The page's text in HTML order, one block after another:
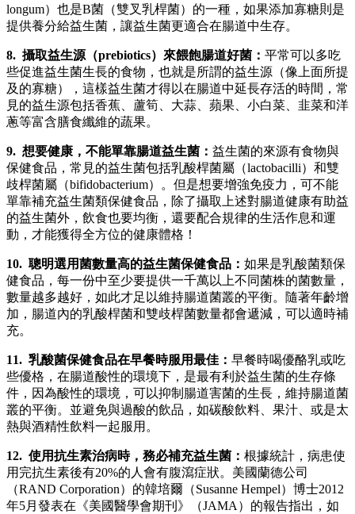
longum）也是B菌（雙叉乳桿菌）的一種，如果添加寡糖則是
提供養分給益生菌，讓益生菌更適合在腸道中生存。
8. 攝取益生源（prebiotics）來餵飽腸道好菌： 平常可以多吃
些促進益生菌生長的食物，也就是所謂的益生源（像上面所提
及的寡糖），這樣益生菌才得以在腸道中延長存活的時間，常
見的益生源包括香蕉、蘆筍、大蒜、蘋果、小白菜、韭菜和洋
蔥等富含膳食纖維的蔬果。
9. 想要健康，不能單靠腸道益生菌： 益生菌的來源有食物與
保健食品，常見的益生菌包括乳酸桿菌屬（lactobacilli）和雙
歧桿菌屬（bifidobacterium）。但是想要增強免疫力，可不能
單靠補充益生菌類保健食品，除了攝取上述對腸道健康有助益
的益生菌外，飲食也要均衡，還要配合規律的生活作息和運
動，才能獲得全方位的健康體格！
10. 聰明選用菌數量高的益生菌保健食品： 如果是乳酸菌類保
健食品，每一份中至少要提供一千萬以上不同菌株的菌數量，
數量越多越好，如此才足以維持腸道菌叢的平衡。隨著年齡增
加，腸道內的乳酸桿菌和雙歧桿菌數量都會遞減，可以適時補
充。
11. 乳酸菌保健食品在早餐時服用最佳： 早餐時喝優酪乳或吃
些優格，在腸道酸性的環境下，是最有利於益生菌的生存條
件，因為酸性的環境，可以抑制腸道害菌的生長，維持腸道菌
叢的平衡。並避免與過酸的飲品，如碳酸飲料、果汁、或是太
熱與酒精性飲料一起服用。
12. 使用抗生素治病時，務必補充益生菌： 根據統計，病患使
用完抗生素後有20%的人會有腹瀉症狀。美國蘭德公司
（RAND Corporation）的韓培爾（Susanne Hempel）博士2012
年5月發表在《美國醫學會期刊》（JAMA）的報告指出，如